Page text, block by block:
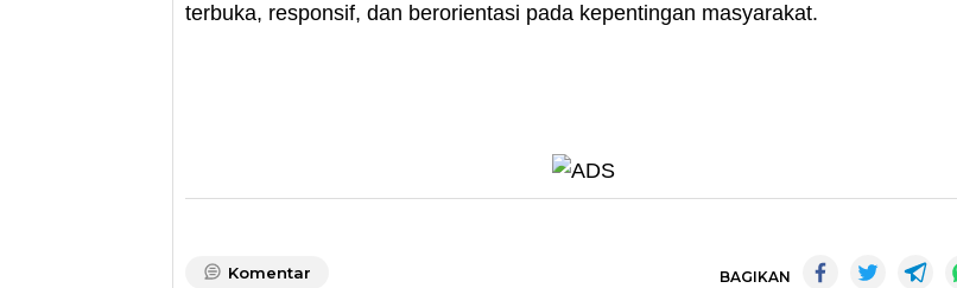
terbuka, responsif, dan berorientasi pada kepentingan masyarakat.
Komentar BAGIKAN